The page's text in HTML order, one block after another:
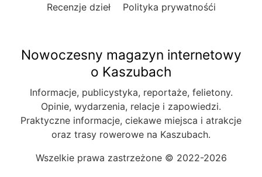
Recenzje dzieł
Polityka prywatnośći
Nowoczesny magazyn internetowy
o Kaszubach
Informacje, publicystyka, reportaże, felietony.
Opinie, wydarzenia, relacje i zapowiedzi.
Praktyczne informacje, ciekawe miejsca i atrakcje
oraz trasy rowerowe na Kaszubach.
Wszelkie prawa zastrzeżone © 2022-2026